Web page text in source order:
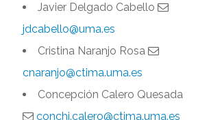
Javier Delgado Cabello
jdcabello@uma.es
Cristina Naranjo Rosa
cnaranjo@ctima.uma.es
Concepción Calero Quesada
conchi.calero@ctima.uma.es